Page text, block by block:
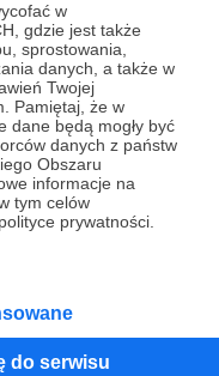
w
gdzie jest także
sprostowania,
danych, a także w
Twojej
Pamiętaj, że w
dane będą mogły być
danych z państw
Obszaru
informacje na
tym celów
prywatności.
do serwisu
Commons